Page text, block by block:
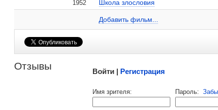
1952
Школа злословия
Добавить фильм...
Мария Дурасова на сайте Кино-Театр.ru
Отзывы Войти | Регистрация
Имя зрителя: Пароль: